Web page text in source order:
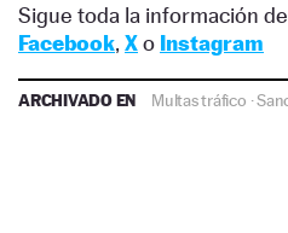
Sigue toda la información
Facebook, Xo Instagram
ARCHIVADO EN Multas tráfico ·